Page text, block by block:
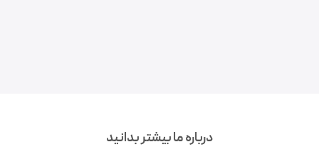
درباره ما بیشتر بدانید